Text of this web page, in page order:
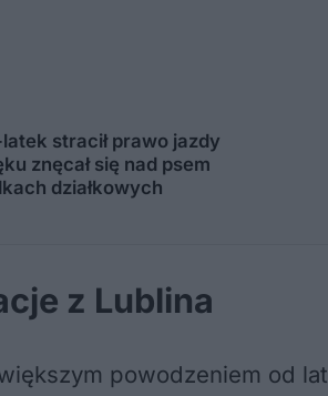
stracił prawo jazdy
znęcał się nad psem
działkowych
z Lublina
powodzeniem od